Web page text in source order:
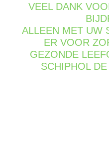
VEEL DANK
ALLEEN MET UW
ER VOOR
GEZONDE
SCHIPHOL